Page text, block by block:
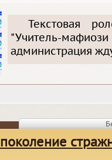
Текстовая
"Учитель-
администрация